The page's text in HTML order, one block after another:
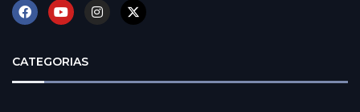
CATEGORIAS